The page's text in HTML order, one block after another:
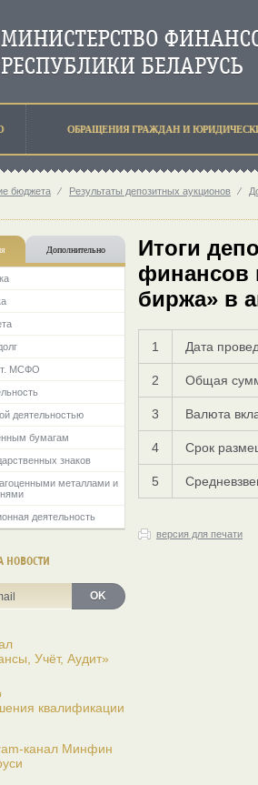
ОБРАЩЕНИЯ ГРАЖДАН И
бюджета ⁄ Результаты депозитных аукционов ⁄
Дополнительно
МСФО
деятельностью
бумагам
знаков
металлами и
деятельность
НОВОСТИ
OK
Учёт, Аудит»
квалификации
канал Минфин
Итоги
финансов
биржа» в
1 Дата
2 Общая
3 Валюта
4 Срок
5
версия для печати